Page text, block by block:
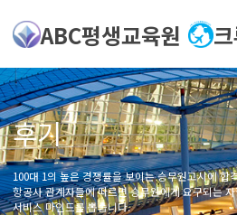
ABC평생교육원
후기
100대 1의 높은 경쟁률을 보이는 승무원고시에 합
항공사 관계자들에 따르면 승무원에게 요구되는
서비스 마인드를 뽑습니다.